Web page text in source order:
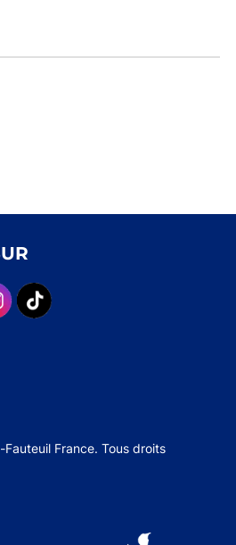
France. Tous droits